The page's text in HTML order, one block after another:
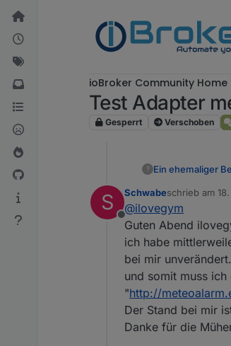
Weiter zum Inhalt
ioBroker Community Home
Test Adapter
Gesperrt Verschoben
?
S
Offline
Schwabeschrieb am
zuletzt editiert
@ilovegym
Guten Abend
ich habe
bei mir
und somit muss
"http://
Der Stand bei mir
Danke für die